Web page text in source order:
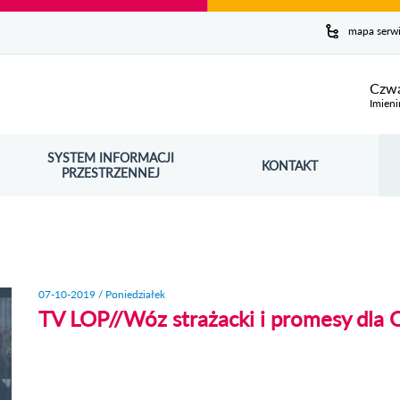
mapa
SYSTEM INFORMACJI
PRZESTRZENNEJ
OTWORZY SIĘ W NOWYM OKNIE KONTAKT
07-10-2019 / Poniedziałek
TV LOP//Wóz strażacki i promesy dla